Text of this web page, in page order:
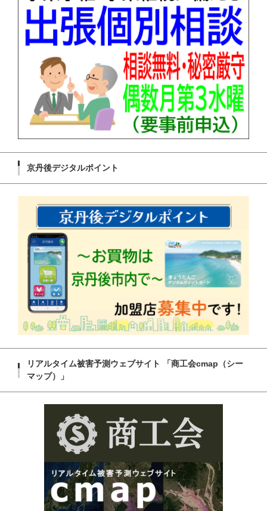
京丹後デジタルポイント
リアルタイム被害予測ウェブサイト 「商工会cmap（シー
マップ）」